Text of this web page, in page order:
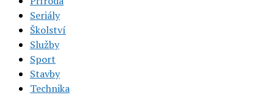
Seriály
Školství
Služby
Sport
Stavby
Technika